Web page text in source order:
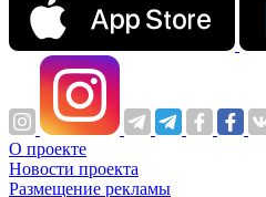
О проекте
Новости проекта
Размещение рекламы